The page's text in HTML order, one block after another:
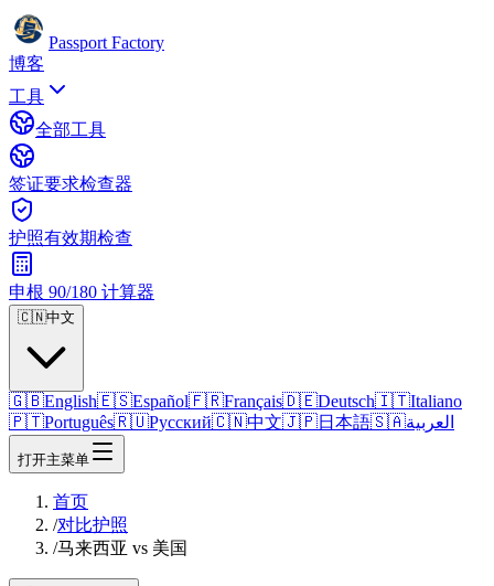
Passport Factory
博客
工具
全部工具
签证要求检查器
护照有效期检查
申根 90/180 计算器
🇨🇳中文
🇬🇧English🇪🇸Español🇫🇷Français🇩🇪Deutsch🇮🇹Italiano
🇵🇹Português🇷🇺Русский🇨🇳中文🇯🇵日本語🇸🇦العربية
打开主菜单
首页
/对比护照
/马来西亚 vs 美国